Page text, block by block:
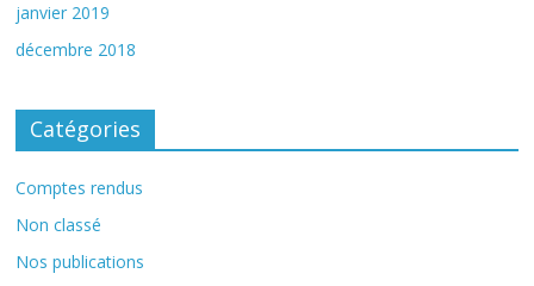
janvier 2019
décembre 2018
Catégories
Comptes rendus
Non classé
Nos publications